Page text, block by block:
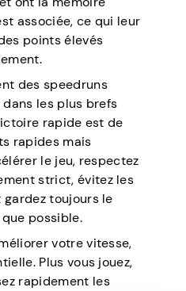
associée, ce qui leur
points élevés
des speedruns
les plus brefs
rapide est de
rapides mais
le jeu, respectez
strict, évitez les
toujours le
possible.
votre vitesse,
Plus vous jouez,
rapidement les